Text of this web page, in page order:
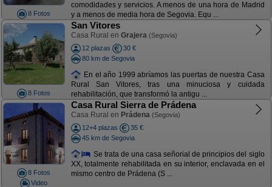
8 Fotos
comodidades y servicios. A menos de una hora de Madrid
y a menos de media hora de Segovia. Equ ...
8 Fotos
San Vitores
Casa Rural en Grajera (Segovia)
12 plazas
30 €
80 km de Segovia
En el año 1999 abríamos las puertas de nuestra Casa
Rural San Vitores, tras una minuciosa y cuidada
rehabilitación, que transformó la antigu ...
8 Fotos
Video
Casa Rural Sierra de Prádena
Casa Rural en Prádena (Segovia)
12+4 plazas
35 €
45 km de Segovia
Se trata de una casa señorial de principios del siglo
XX, totalmente rehabilitada en su interior, enclavada en el
mismo centro de Prádena (S ...